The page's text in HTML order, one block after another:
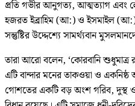
প্রতি গভীর আনুগত্য, আত্মত্যাগ এবং
হজরত ইব্রাহিম (আ:) ও ইসমাইল
সন্তুষ্টির উদ্দেশ্যে সামর্থ্যবান
তারা আরো বলেন, ‘কোরবানি
এটি বান্দার মনের তাকওয়া ও
গোশতের একটি বড় অংশ গরিব, দুস্থ ও